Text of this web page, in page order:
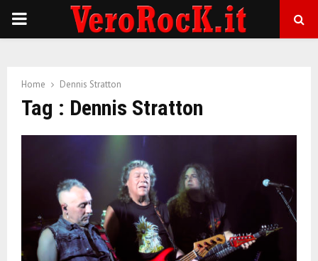
P
M
Y
Home Dennis Stratton
Tag : Dennis Stratton